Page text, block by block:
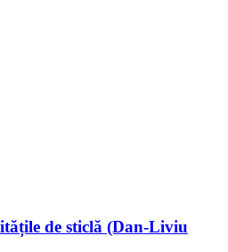
de sticlă (Dan-Liviu